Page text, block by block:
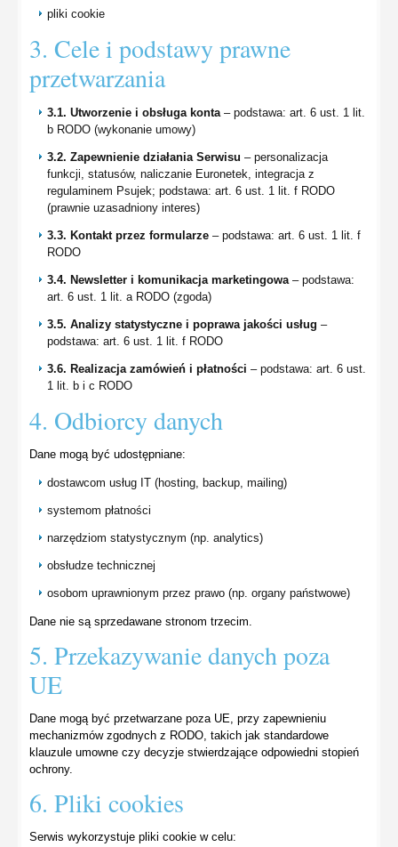
pliki cookie
3. Cele i podstawy prawne
przetwarzania
3.1. Utworzenie i obsługa konta– podstawa: art. 6 ust. 1 lit.
b RODO (wykonanie umowy)
3.2. Zapewnienie działania Serwisu – personalizacja
funkcji, statusów, naliczanie Euronetek, integracja z
regulaminem Psujek; podstawa: art. 6 ust. 1 lit. f RODO
(prawnie uzasadniony interes)
3.3. Kontakt przez formularze – podstawa: art. 6 ust. 1 lit. f
RODO
3.4. Newsletter i komunikacja marketingowa– podstawa:
art. 6 ust. 1 lit. a RODO (zgoda)
3.5. Analizy statystyczne i poprawa jakości usług –
podstawa: art. 6 ust. 1 lit. f RODO
3.6. Realizacja zamówień i płatności – podstawa: art. 6 ust.
1 lit. b i c RODO
4. Odbiorcy danych
Dane mogą być udostępniane:
dostawcom usług IT (hosting, backup, mailing)
systemom płatności
narzędziom statystycznym (np. analytics)
obsłudze technicznej
osobom uprawnionym przez prawo (np. organy państwowe)
Dane nie są sprzedawane stronom trzecim.
5. Przekazywanie danych poza
UE
Dane mogą być przetwarzane poza UE, przy zapewnieniu
mechanizmów zgodnych z RODO, takich jak standardowe
klauzule umowne czy decyzje stwierdzające odpowiedni stopień
ochrony.
6. Pliki cookies
Serwis wykorzystuje pliki cookie w celu: